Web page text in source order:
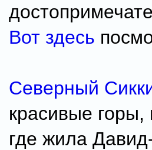
Вот здесь
Северный
красивые
где жила